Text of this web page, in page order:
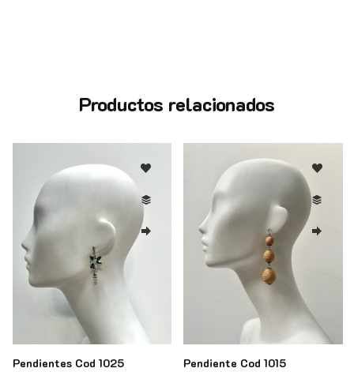
Productos relacionados
Pendientes Cod 1025 Pendiente Cod 1015